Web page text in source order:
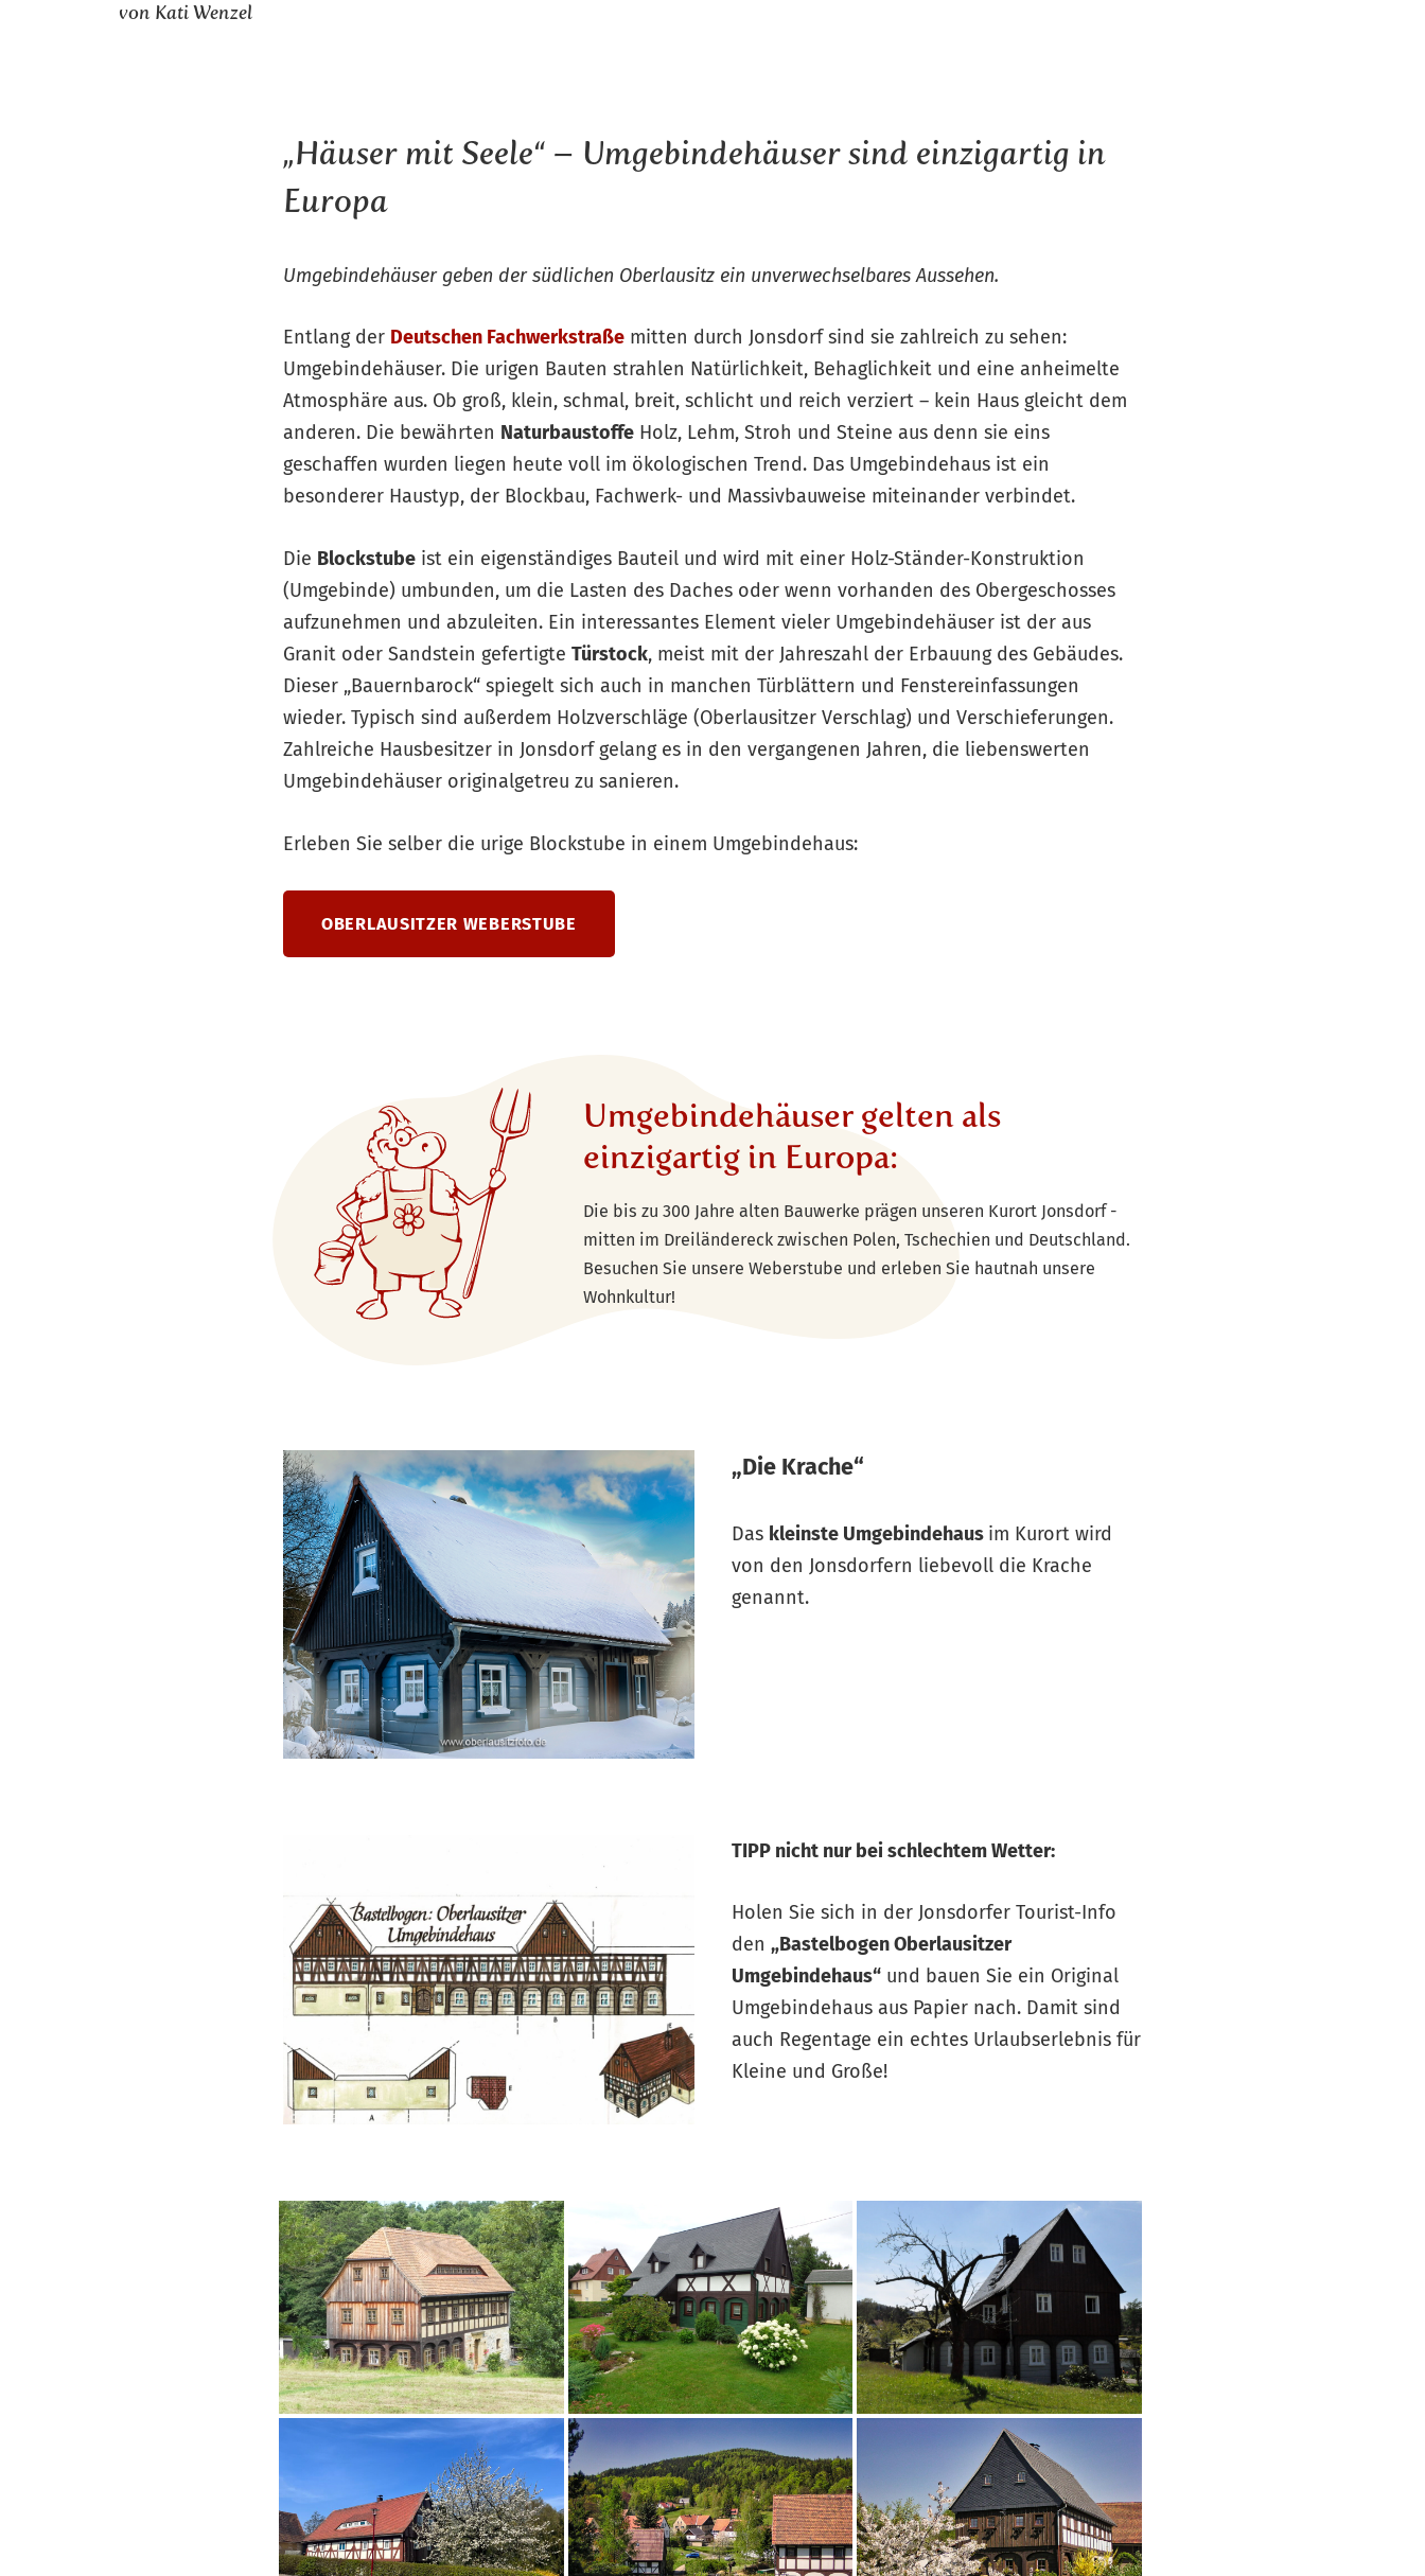
von Kati Wenzel
„Häuser mit Seele“ – Umgebindehäuser sind einzigartig in
Europa
Umgebindehäuser geben der südlichen Oberlausitz ein unverwechselbares Aussehen.
Entlang der Deutschen Fachwerkstraße mitten durch Jonsdorf sind sie zahlreich zu sehen:
Umgebindehäuser. Die urigen Bauten strahlen Natürlichkeit, Behaglichkeit und eine anheimelte
Atmosphäre aus. Ob groß, klein, schmal, breit, schlicht und reich verziert – kein Haus gleicht dem
anderen. Die bewährten Naturbaustoffe Holz, Lehm, Stroh und Steine aus denn sie eins
geschaffen wurden liegen heute voll im ökologischen Trend. Das Umgebindehaus ist ein
besonderer Haustyp, der Blockbau, Fachwerk- und Massivbauweise miteinander verbindet.
Die Blockstube ist ein eigenständiges Bauteil und wird mit einer Holz-Ständer-Konstruktion
(Umgebinde) umbunden, um die Lasten des Daches oder wenn vorhanden des Obergeschosses
aufzunehmen und abzuleiten. Ein interessantes Element vieler Umgebindehäuser ist der aus
Granit oder Sandstein gefertigte Türstock, meist mit der Jahreszahl der Erbauung des Gebäudes.
Dieser „Bauernbarock“ spiegelt sich auch in manchen Türblättern und Fenstereinfassungen
wieder. Typisch sind außerdem Holzverschläge (Oberlausitzer Verschlag) und Verschieferungen.
Zahlreiche Hausbesitzer in Jonsdorf gelang es in den vergangenen Jahren, die liebenswerten
Umgebindehäuser originalgetreu zu sanieren.
Erleben Sie selber die urige Blockstube in einem Umgebindehaus:
OBERLAUSITZER WEBERSTUBE
Umgebindehäuser gelten als
einzigartig in Europa:
Die bis zu 300 Jahre alten Bauwerke prägen unseren Kurort Jonsdorf -
mitten im Dreiländereck zwischen Polen, Tschechien und Deutschland.
Besuchen Sie unsere Weberstube und erleben Sie hautnah unsere
Wohnkultur!
„Die Krache“
Das kleinste Umgebindehaus im Kurort wird
von den Jonsdorfern liebevoll die Krache
genannt.
TIPP nicht nur bei schlechtem Wetter:
Holen Sie sich in der Jonsdorfer Tourist-Info
den „Bastelbogen Oberlausitzer
Umgebindehaus“und bauen Sie ein Original
Umgebindehaus aus Papier nach. Damit sind
auch Regentage ein echtes Urlaubserlebnis für
Kleine und Große!